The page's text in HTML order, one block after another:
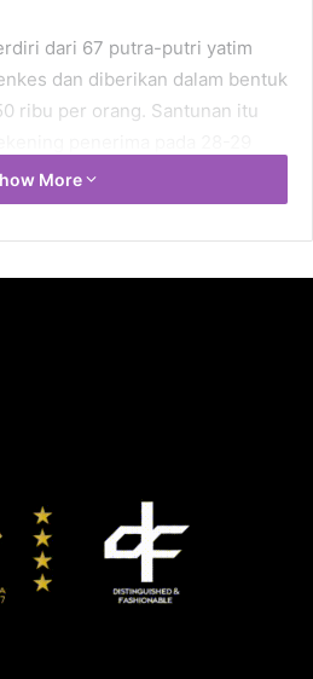
dari 67 putra-putri yatim
dan diberikan dalam bentuk
ribu per orang. Santunan itu
bekerja sama dengan
dalam kondisi pandemi Covid-
tetap melaksanakan
protokol kesehatan.
More